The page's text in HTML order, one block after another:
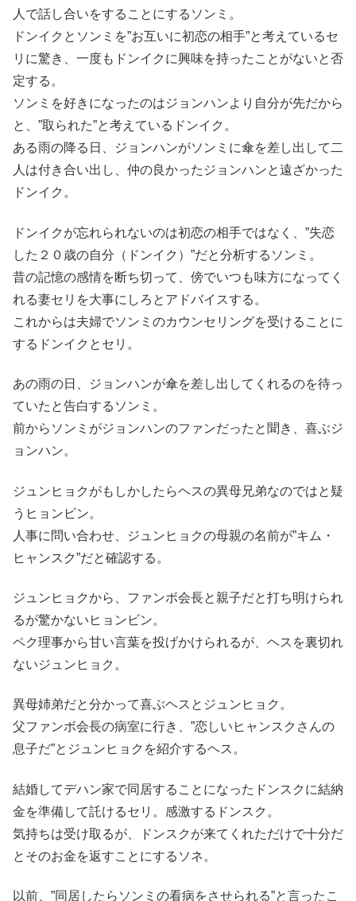
人で話し合いをすることにするソンミ。
ドンイクとソンミを”お互いに初恋の相手”と考えているセ
リに驚き、一度もドンイクに興味を持ったことがないと否
定する。
ソンミを好きになったのはジョンハンより自分が先だから
と、”取られた”と考えているドンイク。
ある雨の降る日、ジョンハンがソンミに傘を差し出して二
人は付き合い出し、仲の良かったジョンハンと遠ざかった
ドンイク。
ドンイクが忘れられないのは初恋の相手ではなく、”失恋
した２０歳の自分（ドンイク）”だと分析するソンミ。
昔の記憶の感情を断ち切って、傍でいつも味方になってく
れる妻セリを大事にしろとアドバイスする。
これからは夫婦でソンミのカウンセリングを受けることに
するドンイクとセリ。
あの雨の日、ジョンハンが傘を差し出してくれるのを待っ
ていたと告白するソンミ。
前からソンミがジョンハンのファンだったと聞き、喜ぶジ
ョンハン。
ジュンヒョクがもしかしたらヘスの異母兄弟なのではと疑
うヒョンビン。
人事に問い合わせ、ジュンヒョクの母親の名前が”キム・
ヒャンスク”だと確認する。
ジュンヒョクから、ファンボ会長と親子だと打ち明けられ
るが驚かないヒョンビン。
ペク理事から甘い言葉を投げかけられるが、ヘスを裏切れ
ないジュンヒョク。
異母姉弟だと分かって喜ぶヘスとジュンヒョク。
父ファンボ会長の病室に行き、”恋しいヒャンスクさんの
息子だ”とジュンヒョクを紹介するヘス。
結婚してデハン家で同居することになったドンスクに結納
金を準備して託けるセリ。感激するドンスク。
気持ちは受け取るが、ドンスクが来てくれただけで十分だ
とそのお金を返すことにするソネ。
以前、”同居したらソンミの看病をさせられる”と言ったこ